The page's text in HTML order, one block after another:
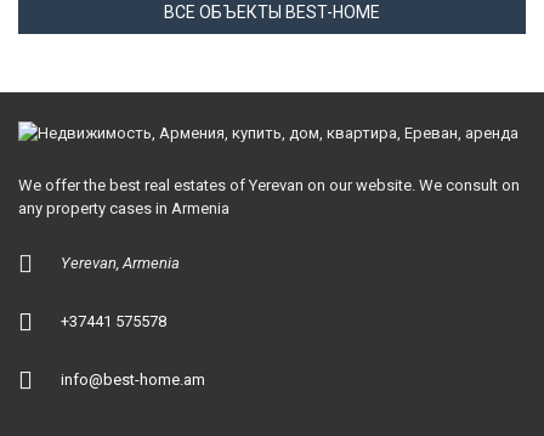
ВСЕ ОБЪЕКТЫ BEST-HOME
We offer the best real estates of Yerevan on our website. We consult on
any property cases in Armenia
Yerevan, Armenia
+37441 575578
info@best-home.am